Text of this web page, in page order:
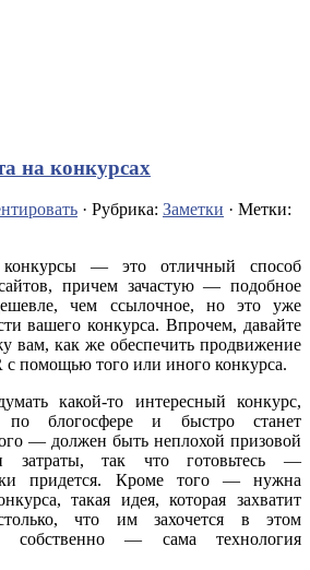
на конкурсах
· Рубрика: Заметки · Метки:
— это отличный способ
причем зачастую — подобное
чем ссылочное, но это уже
вашего конкурса. Впрочем, давайте
вам, как же обеспечить продвижение
помощью того или иного конкурса.
какой-то интересный конкурс,
по блогосфере и быстро станет
— должен быть неплохой призовой
так что готовьтесь —
придется. Кроме того — нужна
такая идея, которая захватит
что им захочется в этом
собственно — сама технология